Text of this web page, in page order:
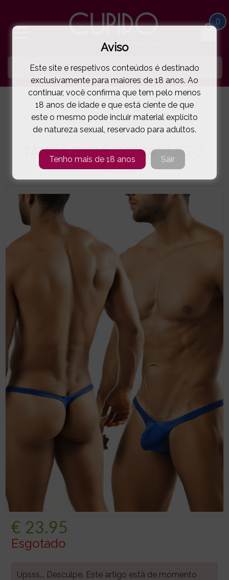
0
LINGERIE E ROUPA HOMEM JOE SNYDER®
JOE SNYDER® TANGA BIKINI EXTRA VULTO - AZUL( 58-BUL02ADE )
TANGA BIKINI EXTRA VULTO -
AZUL
€ 23.95
Esgotado
Upsss... Desculpe. Este artigo está de momento
Aviso
Este site e respetivos conteúdos é destinado
exclusivamente para maiores de 18 anos. Ao
continuar, você confirma que tem pelo menos
18 anos de idade e que está ciente de que
este o mesmo pode incluir material explícito
de natureza sexual, reservado para adultos.
Tenho mais de 18 anos Sair